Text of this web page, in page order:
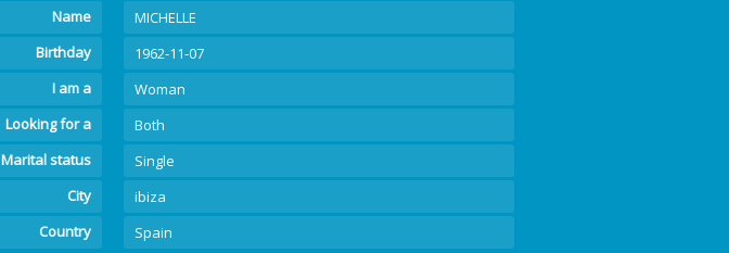
Name
MICHELLE
Birthday
1962-11-07
I am a
Woman
Looking for a
Both
Marital status
Single
City
ibiza
Country
Spain